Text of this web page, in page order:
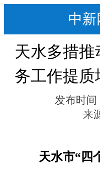
中新
天水多措
务工作提质
发布时间
来
天水市“四